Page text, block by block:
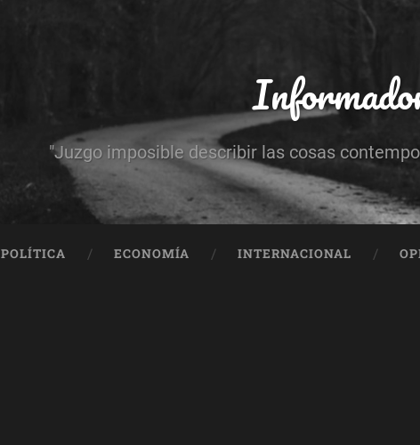
"Juzgo imposible describir las cosas
POLÍTICA ECONOMÍA INTERNACIONAL